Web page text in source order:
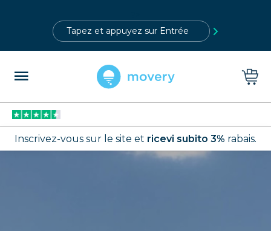
Inscrivez-vous sur le site et ricevi subito 3% rabais.